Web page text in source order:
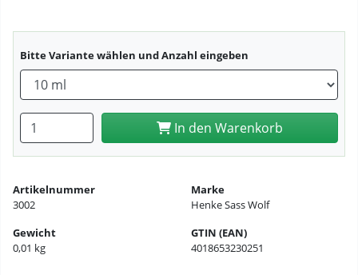
Bitte Variante wählen und Anzahl eingeben
Anzahl eingeben In den Warenkorb
Artikelnummer
3002
Marke
Henke Sass Wolf
Gewicht
0,01 kg
GTIN (EAN)
4018653230251